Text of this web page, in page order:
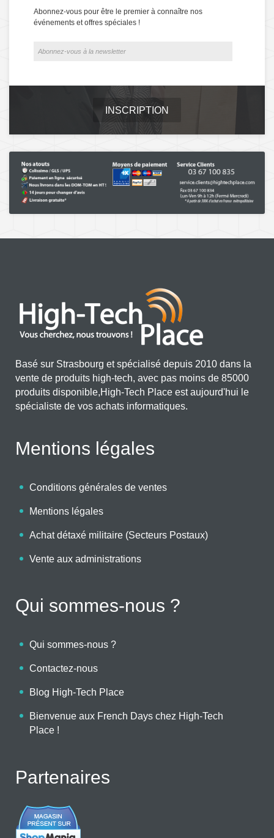
Abonnez-vous pour être le premier à connaître nos
événements et offres spéciales !
INSCRIPTION
Basé sur Strasbourg et spécialisé depuis 2010 dans la
vente de produits high-tech, avec pas moins de 85000
produits disponible,High-Tech Place est aujourd'hui le
spécialiste de vos achats informatiques.
Mentions légales
Conditions générales de ventes
Mentions légales
Achat détaxé militaire (Secteurs Postaux)
Vente aux administrations
Qui sommes-nous ?
Qui sommes-nous ?
Contactez-nous
Blog High-Tech Place
Bienvenue aux French Days chez High-Tech
Place !
Partenaires